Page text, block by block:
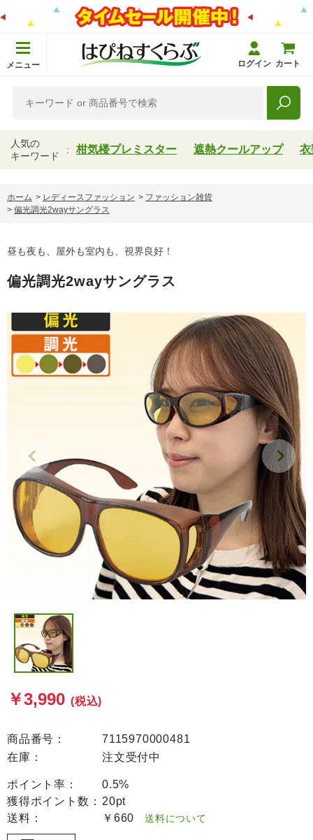
メニュー ログイン カート
人気の
キーワード
柑気楼プレミスター 遮熱クールアップ 衣
ホーム > レディースファッション > ファッション雑貨
> 偏光調光2wayサングラス
昼も夜も、屋外も室内も、視界良好！
偏光調光2wayサングラス
￥3,990 (税込)
商品番号：
7115970000481
在庫：
注文受付中
ポイント率：
0.5%
獲得ポイント数： 20pt
送料：
￥660 送料について